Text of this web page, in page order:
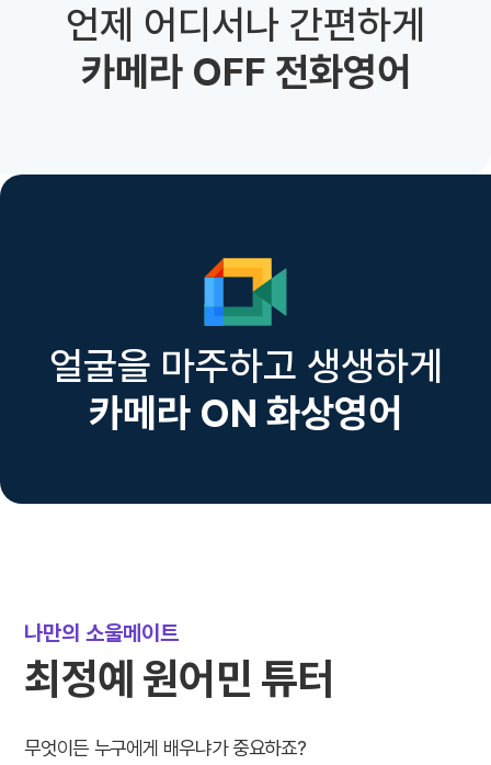
언제 어디서나 간편하게
카메라 OFF 전화영어
얼굴을 마주하고 생생하게
카메라 ON 화상영어
나만의 소울메이트
최정예 원어민 튜터
무엇이든 누구에게 배우냐가 중요하죠?